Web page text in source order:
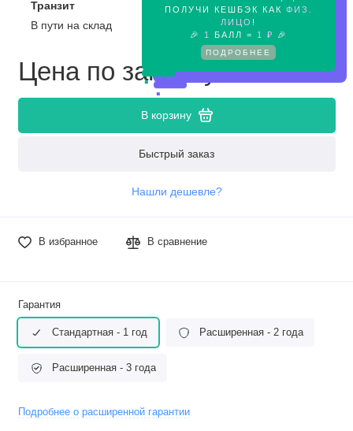
ПОЛУЧИ КЕШБЭК КАК ФИЗ.
ЛИЦО !
🎉 1 БАЛЛ = 1 ₽ 🎉
ПОДРОБНЕЕ
Транзит
Предзаказ
В пути на склад
Цена по запросу
В корзину
Быстрый заказ
Нашли дешевле?
В избранное В сравнение
Гарантия
Стандартная - 1 год Расширенная - 2 года
Расширенная - 3 года
Подробнее о расширенной гарантии